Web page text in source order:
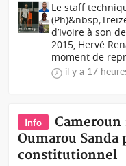
Le staff
d’Ivoire à son
2015, Hervé
moment de
il y a 17
Info
Cameroun
Oumarou
constitutionnel